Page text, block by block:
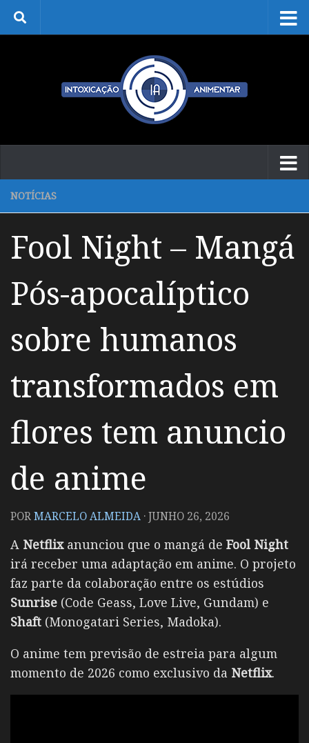
Skip to content
NOTÍCIAS
Fool Night – Mangá
Pós-apocalíptico
sobre humanos
transformados em
flores tem anuncio
de anime
PORMARCELO ALMEIDA ·JUNHO 26, 2026
A Netflixanunciou que o mangá de Fool Night
irá receber uma adaptação em anime. O projeto
faz parte da colaboração entre os estúdios
Sunrise (Code Geass, Love Live, Gundam) e
Shaft (Monogatari Series, Madoka).
O anime tem previsão de estreia para algum
momento de 2026 como exclusivo da Netflix.